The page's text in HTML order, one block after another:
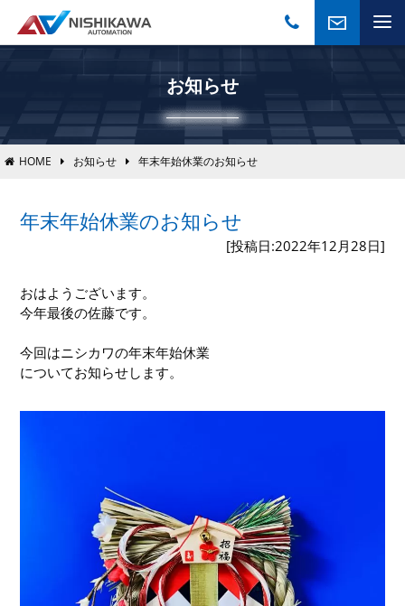
お知らせ
HOME お知らせ 年末年始休業のお知らせ
年末年始休業のお知らせ
[投稿日:2022年12月28日]
おはようございます。
今年最後の佐藤です。
今回はニシカワの年末年始休業
についてお知らせします。